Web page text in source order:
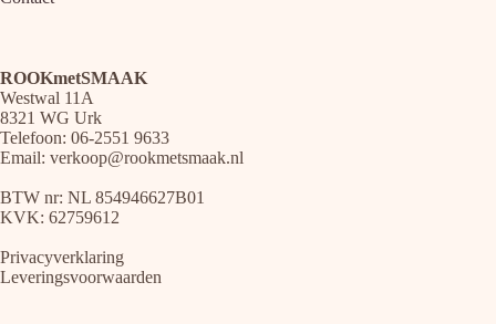
ROOKmetSMAAK
Westwal 11A
8321 WG Urk
Telefoon: 06-2551 9633
Email: verkoop@rookmetsmaak.nl
BTW nr: NL 854946627B01
KVK: 62759612
Privacyverklaring
Leveringsvoorwaarden